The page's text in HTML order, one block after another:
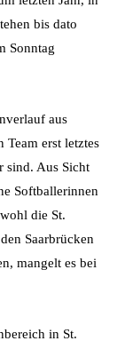
bis dato
Sonntag
aus
Team erst letztes
sind. Aus Sicht
Softballerinnen
die St.
Saarbrücken
mangelt es bei
in St.